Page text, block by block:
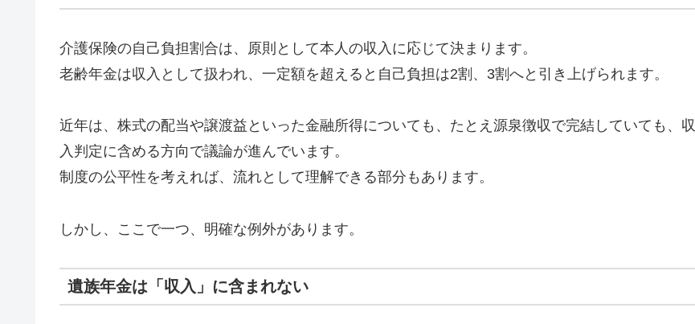
介護保険の自己負担割合は、原則として本人の収入に応じて決まります。
老齢年金は収入として扱われ、一定額を超えると自己負担は2割、3割へと引き上げられます。
近年は、株式の配当や譲渡益といった金融所得についても、たとえ源泉徴収で完結していても、収
入判定に含める方向で議論が進んでいます。
制度の公平性を考えれば、流れとして理解できる部分もあります。
しかし、ここで一つ、明確な例外があります。
遺族年金は「収入」に含まれない